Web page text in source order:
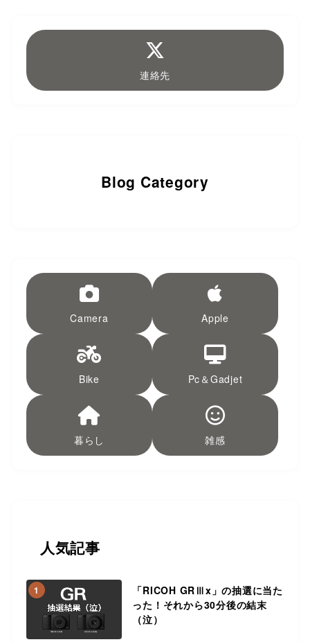
連絡先
Blog Category
Camera Apple
Bike Pc＆Gadjet
暮らし 雑感
人気記事
1
「RICOH GRⅢx」の抽選に当た
った！それから30分後の結末
（泣）